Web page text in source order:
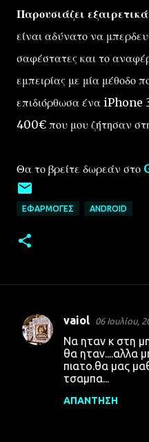
Παρουσιάζει
είναι αδύνατο να
σαφέστατες και το
εμπειρίας με μία μέθοδο
επιδιόρθωσα ένα iPhone
400€ που μου ζήτησαν
Θα το βρείτε δωρεάν στο
ΕΦΑΡΜΟΓΈΣ ANDROID
Σ
vaiol 06 Ιουλίου,
Να ηταν κ στη
θα ηταν....αλλα
πιατο.θα μας
τσαμπα...
ΑΠΆΝΤΗΣΗ